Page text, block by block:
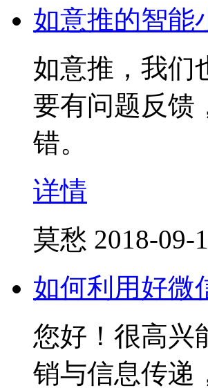
如意推的智能
如意推，我们
要有问题反馈
错。
详情
莫愁 2018-09-
如何利用好微
您好！很
销与信息传递